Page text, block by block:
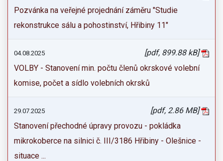
Pozvánka na veřejné projednání záměru "Studie
rekonstrukce sálu a pohostinství, Hřibiny 11"
04.08.2025
[pdf, 899.88 kB]
VOLBY - Stanovení min. počtu členů okrskové volební
komise, počet a sídlo volebních okrsků
29.07.2025
[pdf, 2.86 MB]
Stanovení přechodné úpravy provozu - pokládka
mikrokoberce na silnici č. III/3186 Hřibiny - Olešnice -
situace ...